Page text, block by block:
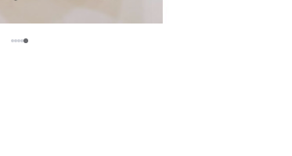
12345